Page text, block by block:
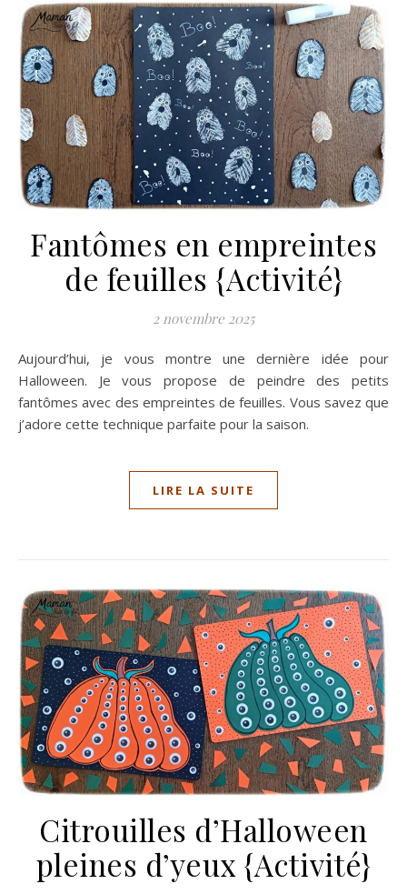
Fantômes en empreintes
de feuilles {Activité}
2 novembre 2025
Aujourd’hui, je vous montre une dernière idée pour
Halloween. Je vous propose de peindre des petits
fantômes avec des empreintes de feuilles. Vous savez que
j’adore cette technique parfaite pour la saison.
LIRE LA SUITE
Citrouilles d’Halloween
pleines d’yeux {Activité}